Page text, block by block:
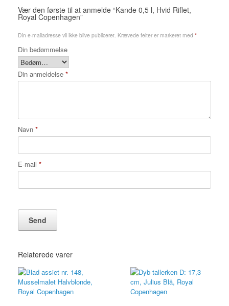
Vær den første til at anmelde “Kande 0,5 l, Hvid Riflet,
Royal Copenhagen”
Din e-mailadresse vil ikke blive publiceret. Krævede felter er markeret med *
Din bedømmelse
Din anmeldelse *
Navn *
E-mail *
Relaterede varer